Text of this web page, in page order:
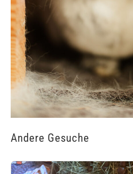
Andere Gesuche